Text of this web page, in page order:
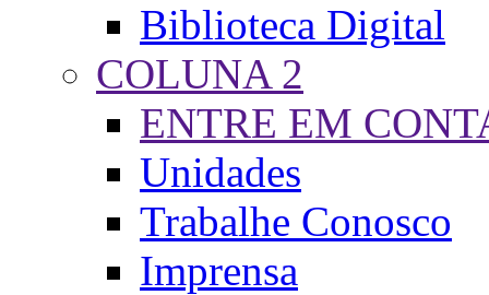
Biblioteca Digital
COLUNA 2
ENTRE EM
Unidades
Trabalhe Conosco
Imprensa